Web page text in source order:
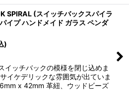
SPIRAL (スイッチバックスパイラ
イプ ハンドメイド ガラス ペンダ
)
イッチバックの模様を閉じ込めま
イケデリックな雰囲気が出ていま
x 42mm 革紐、ウッドビーズ